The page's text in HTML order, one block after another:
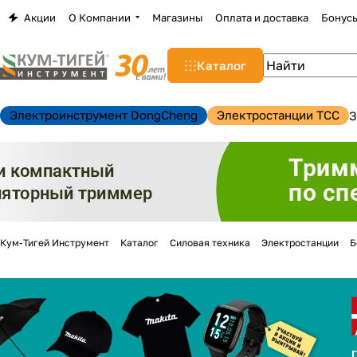
Акции О Компании Магазины Оплата и доставка
Каталог
Электроинструмент DongCheng Электростанции TCC
Кум-Тигей Инструмент Каталог Силовая техника Электростанции